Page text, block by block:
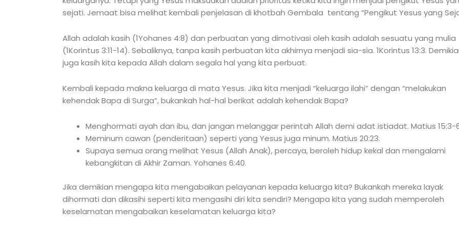
sejati. Jemaat bisa melihat kembali penjelasan di khotbah Gembala tentang “Pengikut Yesus yang
Allah adalah kasih (1Yohanes 4:8) dan perbuatan yang dimotivasi oleh kasih adalah sesuatu yang mulia
(1Korintus 3:11-14). Sebaliknya, tanpa kasih perbuatan kita akhirnya menjadi sia-sia. 1Korintus 13:3.
juga kasih kita kepada Allah dalam segala hal yang kita perbuat.
Kembali kepada makna keluarga di mata Yesus. Jika kita menjadi “keluarga ilahi” dengan “melakukan
kehendak Bapa di Surga”, bukankah hal-hal berikat adalah kehendak Bapa?
Menghormati ayah dan ibu, dan jangan melanggar perintah Allah demi adat istiadat. Matius 15:3-
Meminum cawan (penderitaan) seperti yang Yesus juga minum. Matius 20:23.
Supaya semua orang melihat Yesus (Allah Anak), percaya, beroleh hidup kekal dan mengalami
kebangkitan di Akhir Zaman. Yohanes 6:40.
Jika demikian mengapa kita mengabaikan pelayanan kepada keluarga kita? Bukankah mereka layak
dihormati dan dikasihi seperti kita mengasihi diri kita sendiri? Mengapa kita yang sudah memperoleh
keselamatan mengabaikan keselamatan keluarga kita?